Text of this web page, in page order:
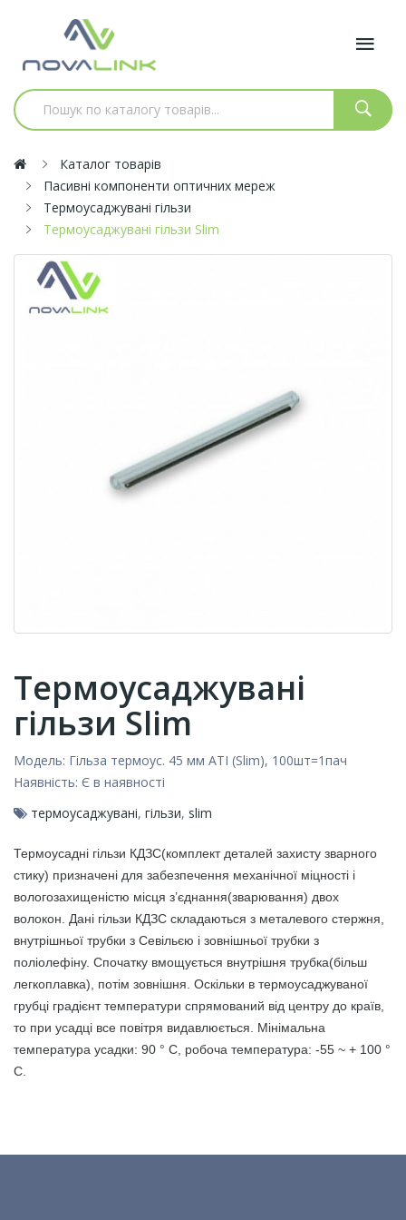
Каталог товарів
Пасивні компоненти оптичних мереж
Термоусаджувані гільзи
Термоусаджувані гільзи Slim
Термоусаджувані
гільзи Slim
Модель: Гільза термоус. 45 мм ATI (Slim), 100шт=1пач
Наявність: Є в наявності
термоусаджувані, гільзи, slim
Термоусадні гільзи КДЗС(комплект деталей захисту зварного
стику) призначені для забезпечення механічної міцності і
вологозахищеністю місця з’єднання(зварювання) двох
волокон. Дані гільзи КДЗС складаються з металевого стержня,
внутрішньої трубки з Севільєю і зовнішньої трубки з
поліолефіну. Спочатку вмощується внутрішня трубка(більш
легкоплавка), потім зовнішня. Оскільки в термоусаджуваної
грубці градієнт температури спрямований від центру до країв,
то при усадці все повітря видавлюється. Мінімальна
температура усадки: 90 ° С, робоча температура: -55 ~ + 100 °
С.